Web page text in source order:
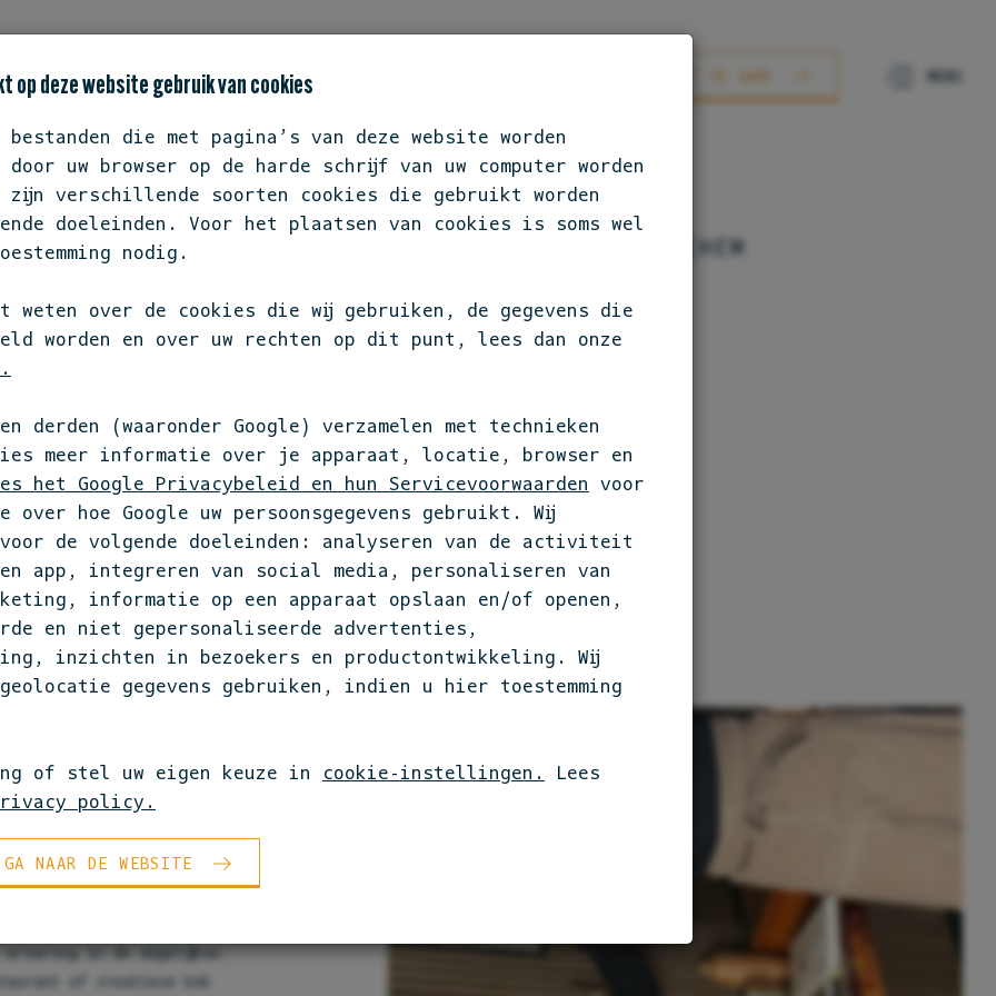
BIODIVERSITEIT OP JE BORD SLUIT JE AAN
ZUID-HOLLAND / GORICHEM
METROPOLE
4201 NH Gorichem
Zuid-Holland
MEER INFORMATIE
pand uit 1887, in
een warm stads
Een ontmoetingsplek
voor lunch of diner. Bij
onze partners uit de
authentieke
onderneming waar
zich te ontwikkelen in
ervaring in de dagelijkse
of creatieve kok
op deze website gebruik van cookies
die met pagina’s van deze website worden
door uw browser op de harde schrijf van uw computer worden
zijn verschillende soorten cookies die gebruikt worden
doeleinden. Voor het plaatsen van cookies is soms wel
nodig.
weten over de cookies die wij gebruiken, de gegevens die
worden en over uw rechten op dit punt, lees dan onze
derden (waaronder Google) verzamelen met technieken
meer informatie over je apparaat, locatie, browser en
het Google Privacybeleid en hun Servicevoorwaarden voor
over hoe Google uw persoonsgegevens gebruikt. Wij
de volgende doeleinden: analyseren van de activiteit
app, integreren van social media, personaliseren van
informatie op een apparaat opslaan en/of openen,
en niet gepersonaliseerde advertenties,
inzichten in bezoekers en productontwikkeling. Wij
geolocatie gegevens gebruiken, indien u hier toestemming
of stel uw eigen keuze in cookie-instellingen.
Lees
policy.
NAAR DE WEBSITE